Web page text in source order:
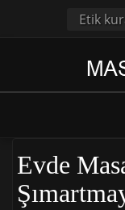
Etik
Evde